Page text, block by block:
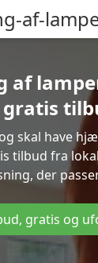
af-
gratis
skal have
tilbud fra
der
gratis og